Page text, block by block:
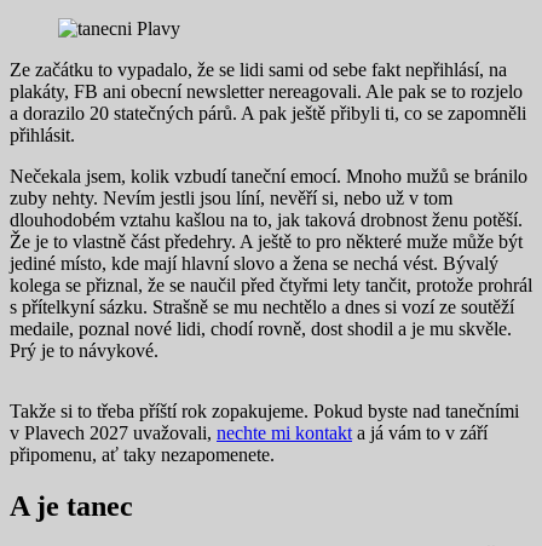
Ze začátku to vypadalo, že se lidi sami od sebe fakt nepřihlásí, na
plakáty, FB ani obecní newsletter nereagovali. Ale pak se to rozjelo
a dorazilo 20 statečných párů. A pak ještě přibyli ti, co se zapomněli
přihlásit.
Nečekala jsem, kolik vzbudí taneční emocí. Mnoho mužů se bránilo
zuby nehty. Nevím jestli jsou líní, nevěří si, nebo už v tom
dlouhodobém vztahu kašlou na to, jak taková drobnost ženu potěší.
Že je to vlastně část předehry. A ještě to pro některé muže může být
jediné místo, kde mají hlavní slovo a žena se nechá vést. Bývalý
kolega se přiznal, že se naučil před čtyřmi lety tančit, protože prohrál
s přítelkyní sázku. Strašně se mu nechtělo a dnes si vozí ze soutěží
medaile, poznal nové lidi, chodí rovně, dost shodil a je mu skvěle.
Prý je to návykové.
Takže si to třeba příští rok zopakujeme. Pokud byste nad tanečními
v Plavech 2027 uvažovali, nechte mi kontakt a já vám to v září
připomenu, ať taky nezapomenete.
A je tanec